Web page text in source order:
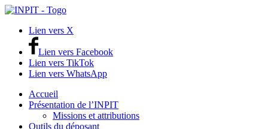
Lien vers X
Lien vers Facebook
Lien vers TikTok
Lien vers WhatsApp
Accueil
Présentation de l’INPIT
Missions et attributions
Outils du déposant